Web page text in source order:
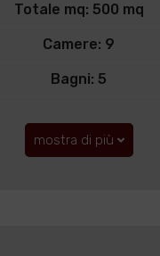
Totale mq: 500 mq
Camere: 9
Bagni: 5
mostra di più